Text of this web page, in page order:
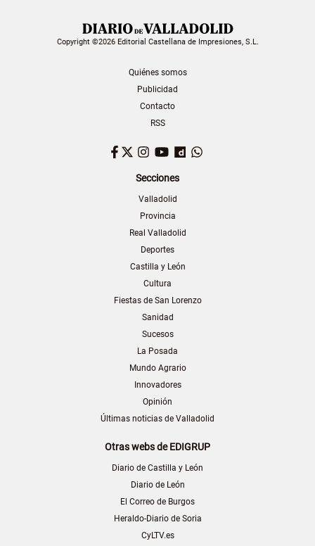
Copyright ©2026 Editorial Castellana de Impresiones, S.L.
Quiénes somos
Publicidad
Contacto
RSS
Facebook
TwitterInstagram
YouTubeDailymotion
Secciones
Valladolid
Provincia
Real Valladolid
Deportes
Castilla y León
Cultura
Fiestas de San Lorenzo
Sanidad
Sucesos
La Posada
Mundo Agrario
Innovadores
Opinión
Últimas noticias de Valladolid
Otras webs de EDIGRUP
Diario de Castilla y León
Diario de León
El Correo de Burgos
Heraldo-Diario de Soria
CyLTV.es